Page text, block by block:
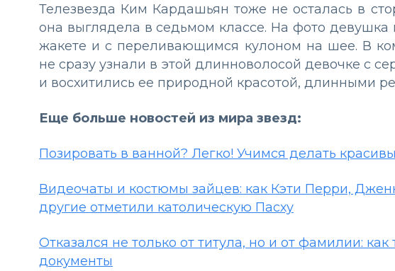
Телезвезда Ким Кардашьян тоже не осталась в
она выглядела в седьмом классе. На фото девушка
жакете и с переливающимся кулоном на шее. В
не сразу узнали в этой длинноволосой девочке с
и восхитились ее природной красотой, длинными
Еще больше новостей из мира звезд:
Позировать в ванной? Легко! Учимся делать
Видеочаты и костюмы зайцев: как Кэти Перри,
другие отметили католическую Пасху
Отказался не только от титула, но и от фамилии:
документы